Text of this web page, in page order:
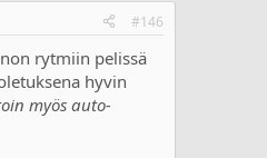
#146
rytmiin pelissä
hyvin
myös auto-